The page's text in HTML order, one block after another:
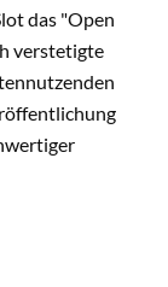
das "Open
verstetigte